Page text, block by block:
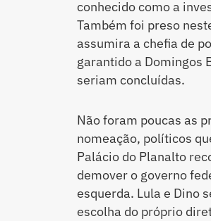
conhecido como a
Também foi preso
assumira a chefia de
garantido a Domingos
seriam concluídas.
Não foram poucas as
nomeação, políticos
Palácio do Planalto
demover o governo
esquerda. Lula e Dino
escolha do próprio